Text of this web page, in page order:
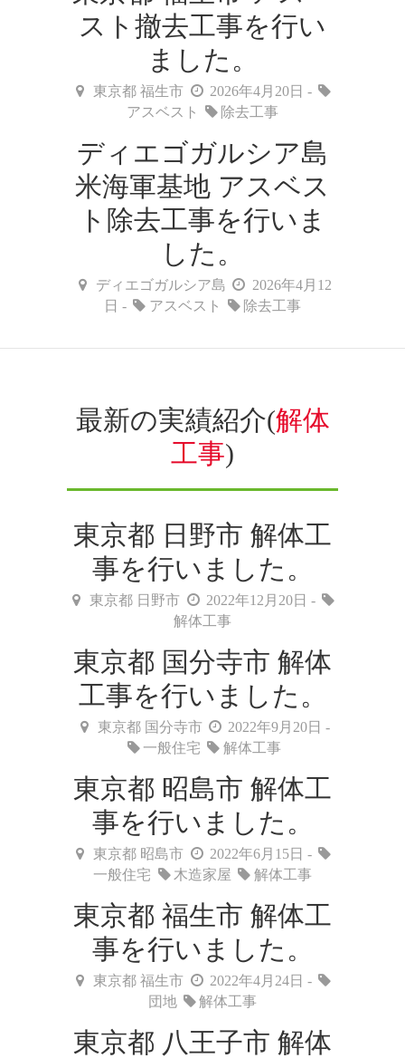
スト撤去工事を行い
ました。
東京都 福生市
2026年4月20日 -
アスベスト
除去工事
ディエゴガルシア島
米海軍基地 アスベス
ト除去工事を行いま
した。
ディエゴガルシア島
2026年4月12
日 -
アスベスト 除去工事
最新の実績紹介(解体
工事)
東京都 日野市 解体工
事を行いました。
東京都 日野市
2022年12月20日 -
解体工事
東京都 国分寺市 解体
工事を行いました。
東京都 国分寺市
2022年9月20日 -
一般住宅
解体工事
東京都 昭島市 解体工
事を行いました。
東京都 昭島市
2022年6月15日 -
一般住宅
木造家屋 解体工事
東京都 福生市 解体工
事を行いました。
東京都 福生市
2022年4月24日 -
団地
解体工事
東京都 八王子市 解体